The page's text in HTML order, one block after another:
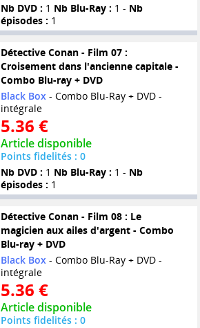
Nb DVD : 1 Nb Blu-Ray : 1 - Nb
épisodes : 1
Détective Conan - Film 07 :
Croisement dans l'ancienne capitale -
Combo Blu-ray + DVD
Black Box- Combo Blu-Ray + DVD -
intégrale
5.36 €
Article disponible
Points fidelités : 0
Nb DVD : 1 Nb Blu-Ray : 1 - Nb
épisodes : 1
Détective Conan - Film 08 : Le
magicien aux ailes d'argent - Combo
Blu-ray + DVD
Black Box- Combo Blu-Ray + DVD -
intégrale
5.36 €
Article disponible
Points fidelités : 0